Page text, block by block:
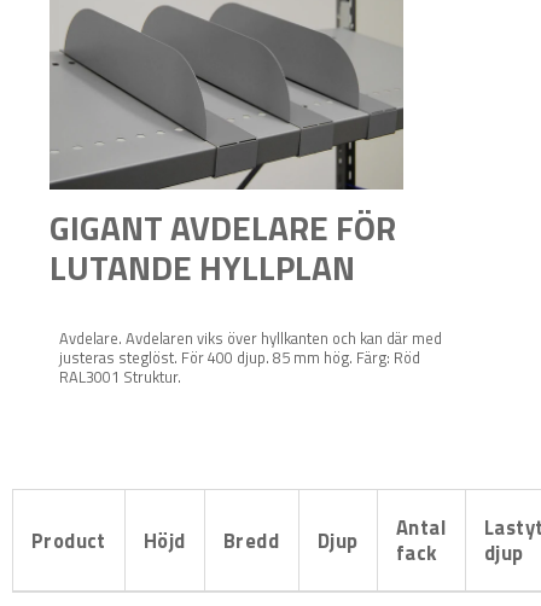
GIGANT AVDELARE FÖR
LUTANDE HYLLPLAN
Avdelare. Avdelaren viks över hyllkanten och kan där med
justeras steglöst. För 400 djup. 85 mm hög. Färg: Röd
RAL3001 Struktur.
Product Höjd Bredd Djup
Antal
fack
djup